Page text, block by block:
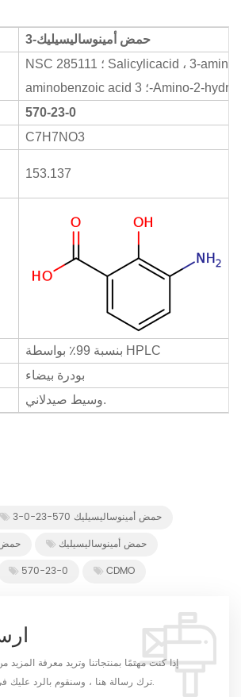
3-حمض أمينوساليسيليك
NSC 285111 ؛ Salicylicacid ، 3-amino- (8CI) ؛ 2-Hydroxy-3-
570-23-0
C7H7NO3
153.137
بنسبة 99٪ بواسطة HPLC
بودرة بيضاء
وسيط صيدلاني.
3-حمض أمينوساليسيليك 570-23-0
3-
حمض أمينوساليسيليك
570-23-0 CDMO
إذا كنت مهتمًا بمنتجاتنا وتريد معرفة
ترك رسالة هنا ، وسنقوم بالرد عليك في أقرب وقت ممكن.